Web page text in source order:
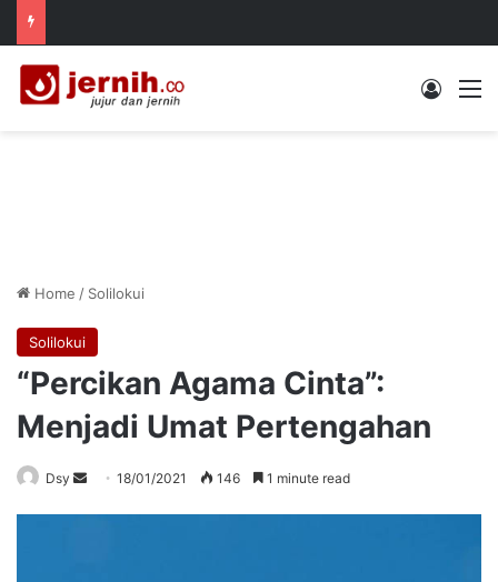
Log In
Home / Solilokui
Solilokui
“Percikan Agama Cinta”:
Menjadi Umat Pertengahan
Dsy
Send18/01/2021 146 1 minute read